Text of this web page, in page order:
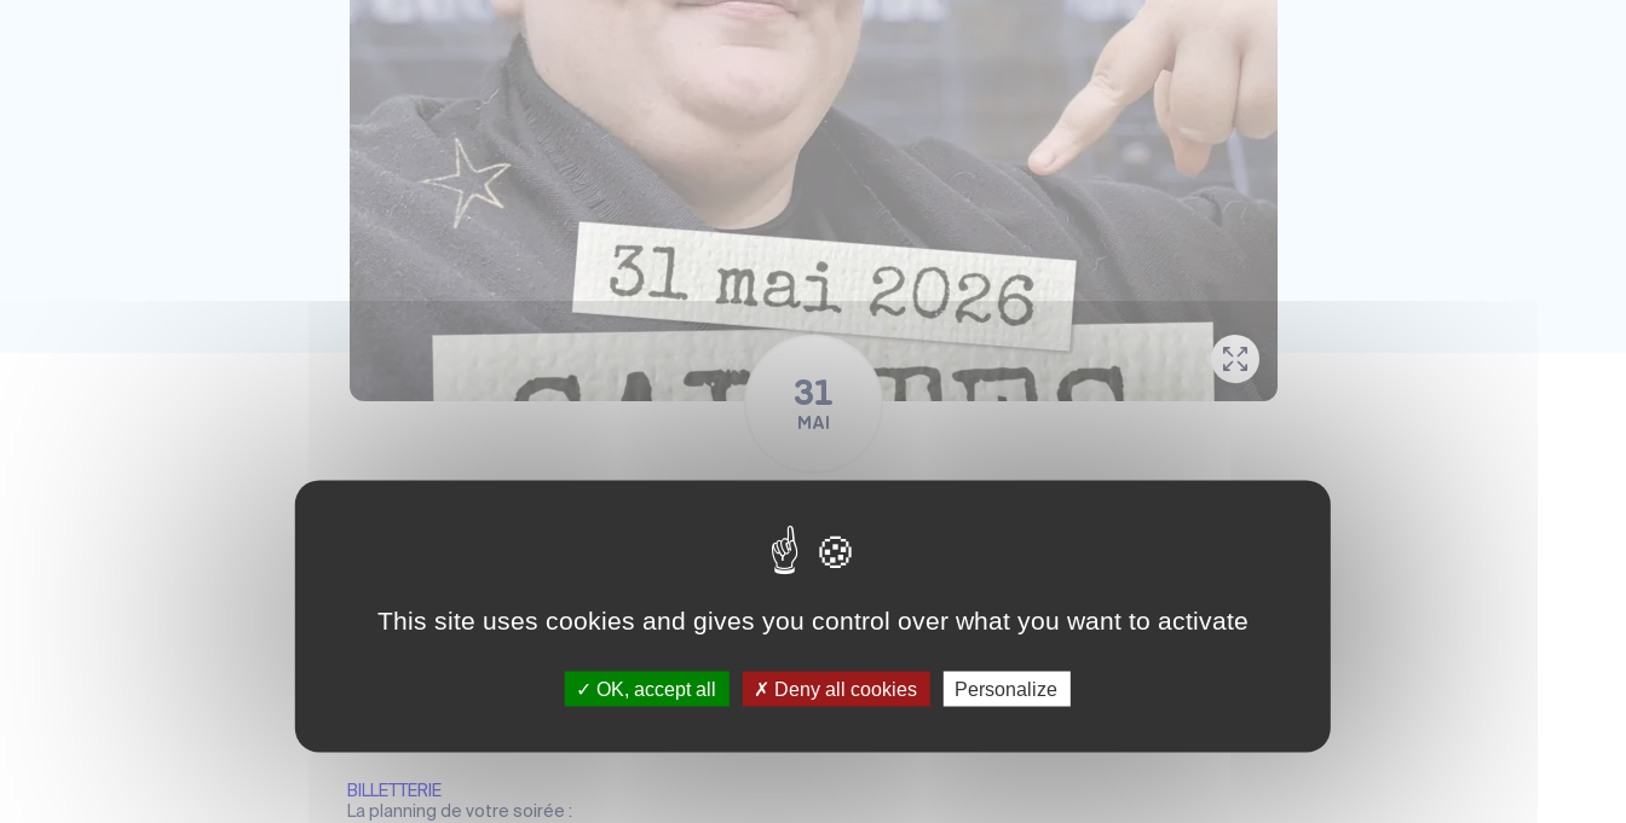
31
MAI
Mathilde en concert
Théâtre Geoffroy Martel
19h
BILLETTERIE
La planning de votre soirée :
This site uses cookies and gives you control over what you want to activate
OK, accept all Deny all cookies Personalize